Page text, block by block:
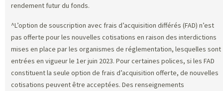
rendement futur du fonds.
^L’option de souscription avec frais d’acquisition différés (FAD) n’est
pas offerte pour les nouvelles cotisations en raison des interdictions
mises en place par les organismes de réglementation, lesquelles sont
entrées en vigueur le 1er juin 2023. Pour certaines polices, si les FAD
constituent la seule option de frais d’acquisition offerte, de nouvelles
cotisations peuvent être acceptées. Des renseignements